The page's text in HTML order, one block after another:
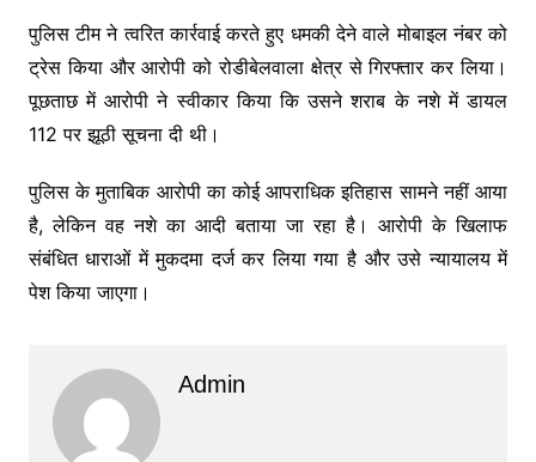
पुलिस टीम ने त्वरित कार्रवाई करते हुए धमकी देने वाले मोबाइल नंबर को
ट्रेस किया और आरोपी को रोडीबेलवाला क्षेत्र से गिरफ्तार कर लिया।
पूछताछ में आरोपी ने स्वीकार किया कि उसने शराब के नशे में डायल
112 पर झूठी सूचना दी थी।
पुलिस के मुताबिक आरोपी का कोई आपराधिक इतिहास सामने नहीं आया
है, लेकिन वह नशे का आदी बताया जा रहा है। आरोपी के खिलाफ
संबंधित धाराओं में मुकदमा दर्ज कर लिया गया है और उसे न्यायालय में
पेश किया जाएगा।
Admin